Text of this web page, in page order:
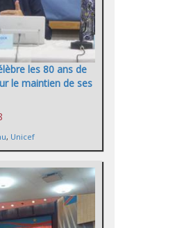
les 80 ans de
le maintien de ses
, Unicef